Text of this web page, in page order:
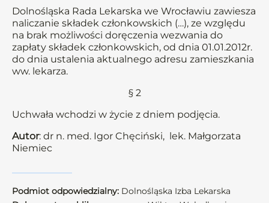
Dolnośląska Rada Lekarska we Wrocławiu zawiesza
naliczanie składek członkowskich (…), ze względu
na brak możliwości doręczenia wezwania do
zapłaty składek członkowskich, od dnia 01.01.2012r.
do dnia ustalenia aktualnego adresu zamieszkania
ww. lekarza.
§ 2
Uchwała wchodzi w życie z dniem podjęcia.
Autor: dr n. med. Igor Chęciński, lek. Małgorzata
Niemiec
Podmiot odpowiedzialny: Dolnośląska Izba Lekarska